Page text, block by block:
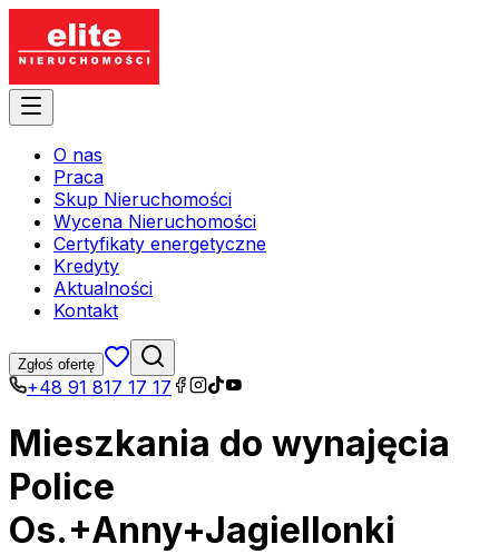
O nas
Praca
Skup Nieruchomości
Wycena Nieruchomości
Certyfikaty energetyczne
Kredyty
Aktualności
Kontakt
Zgłoś ofertę
+48 91 817 17 17
Mieszkania do wynajęcia
Police
Os.+Anny+Jagiellonki